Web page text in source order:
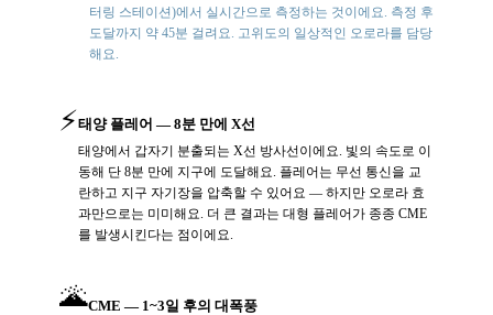
터링 스테이션)에서 실시간으로 측정하는 것이에요. 측정 후
도달까지 약 45분 걸려요. 고위도의 일상적인 오로라를 담당
해요.
⚡태양 플레어 — 8분 만에 X선
태양에서 갑자기 분출되는 X선 방사선이에요. 빛의 속도로 이
동해 단 8분 만에 지구에 도달해요. 플레어는 무선 통신을 교
란하고 지구 자기장을 압축할 수 있어요 — 하지만 오로라 효
과만으로는 미미해요. 더 큰 결과는 대형 플레어가 종종 CME
를 발생시킨다는 점이에요.
🌋CME — 1~3일 후의 대폭풍